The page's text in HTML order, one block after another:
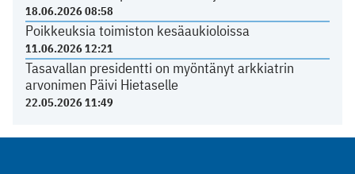
18.06.2026 08:58
Poikkeuksia toimiston kesäaukioloissa
11.06.2026 12:21
Tasavallan presidentti on myöntänyt arkkiatrin
arvonimen Päivi Hietaselle
22.05.2026 11:49